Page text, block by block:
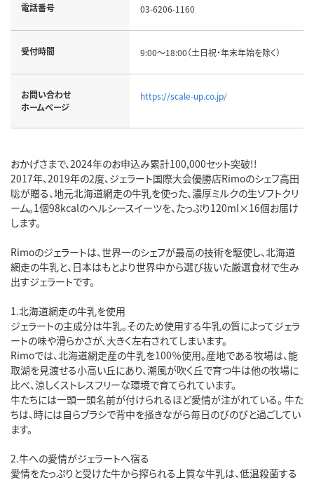
電話番号 03-6206-1160
受付時間 9:00～18:00（土日祝・年末年始を除く）
お問い合わせ
ホームページ
https://scale-up.co.jp/
おかげさまで、2024年のお申込み累計100,000セット突破!!
2017年、2019年の2度、ジェラート国際大会優勝店Rimoのシェフ高田
聡が贈る、地元北海道網走の牛乳を使った、濃厚ミルクの生ソフトクリ
ーム。1個98kcalのヘルシースイーツを、たっぷり120ml×16個お届け
します。
Rimoのジェラートは、世界一のシェフが最高の技術を駆使し、北海道
網走の牛乳と、日本はもとより世界中から選び抜いた厳選食材で生み
出すジェラートです。
1.北海道網走の牛乳を使用
ジェラートの主成分は牛乳。そのため使用する牛乳の質によってジェラ
ートの味や滑らかさが、大きく左右されてしまいます。
Rimoでは、北海道網走産の牛乳を100％使用。産地である牧場は、能
取湖を見渡せる小高い丘にあり、潮風が吹く丘で育つ牛は他の牧場に
比べ、涼しくストレスフリーな環境で育てられています。
牛たちには一頭一頭名前が付けられるほど愛情が注がれている。 牛た
ちは、時には自らブラシで背中を掻きながら毎日のびのびと過ごしてい
ます。
2.牛への愛情がジェラートへ宿る
愛情をたっぷりと受けた牛から搾られる上質な牛乳は、低温殺菌する